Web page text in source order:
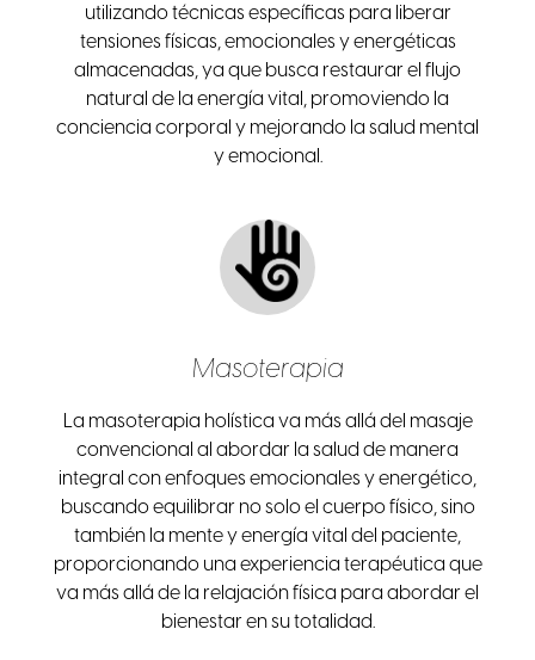
utilizando técnicas específicas para liberar
tensiones físicas, emocionales y energéticas
almacenadas, ya que busca restaurar el flujo
natural de la energía vital, promoviendo la
conciencia corporal y mejorando la salud mental
y emocional.
Masoterapia
La masoterapia holística va más allá del masaje
convencional al abordar la salud de manera
integral con enfoques emocionales y energético,
buscando equilibrar no solo el cuerpo físico, sino
también la mente y energía vital del paciente,
proporcionando una experiencia terapéutica que
va más allá de la relajación física para abordar el
bienestar en su totalidad.